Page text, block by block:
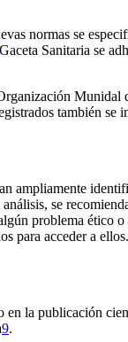
normas se
Gaceta Sanitaria se
también
ampliamente
se
problema ético
para acceder a
en la publicación
9.